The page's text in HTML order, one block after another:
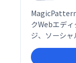
クWebエデ
ジ、ソーシ
ィングに最